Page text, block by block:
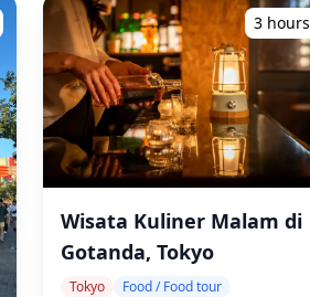
3 hours
Wisata Kuliner Malam di
Gotanda, Tokyo
Tokyo Food / Food tour